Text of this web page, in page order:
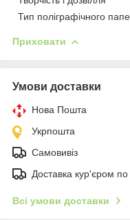
Тип поліграфічного
Приховати
Умови доставки
Нова Пошта
Укрпошта
Самовивіз
Доставка кур'єром по
Всі умови доставки